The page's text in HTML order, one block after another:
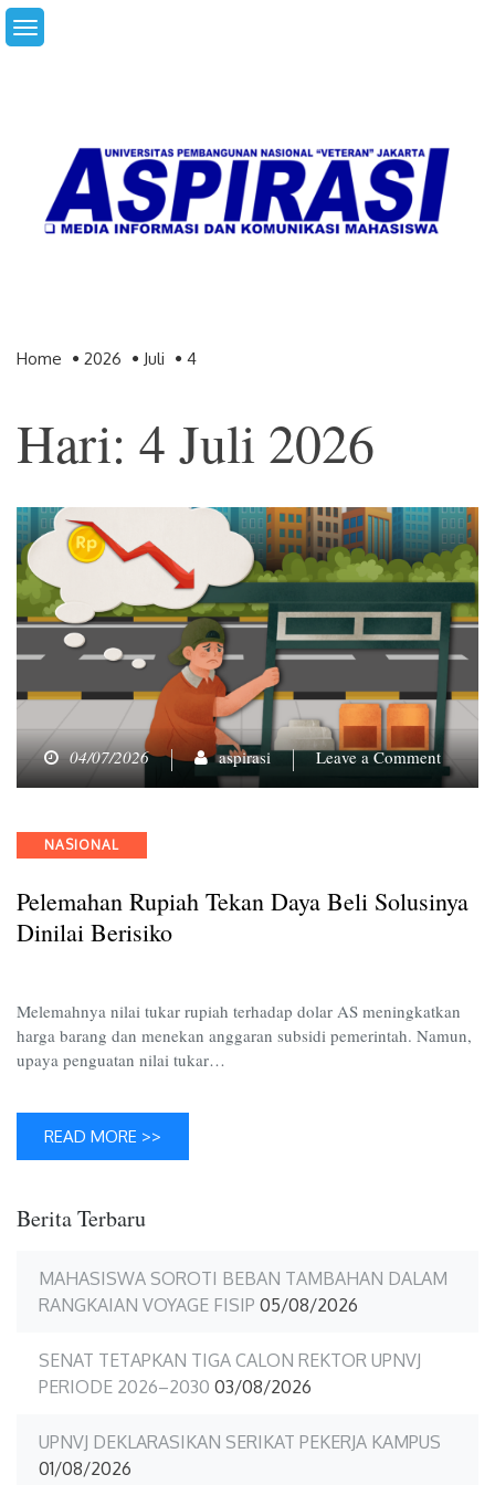
Skip
to
Home 2026 Juli 4
Hari: 4 Juli 2026
04/07/2026 aspirasi Leave a Commenton
Categories
NASIONAL
Pelemahan Rupiah Tekan Daya Beli Solusinya
Dinilai Berisiko
Melemahnya nilai tukar rupiah terhadap dolar AS meningkatkan
harga barang dan menekan anggaran subsidi pemerintah. Namun,
upaya penguatan nilai tukar…
READ MORE >>
Berita Terbaru
MAHASISWA SOROTI BEBAN TAMBAHAN DALAM
RANGKAIAN VOYAGE FISIP 05/08/2026
SENAT TETAPKAN TIGA CALON REKTOR UPNVJ
PERIODE 2026–2030 03/08/2026
UPNVJ DEKLARASIKAN SERIKAT PEKERJA KAMPUS
01/08/2026